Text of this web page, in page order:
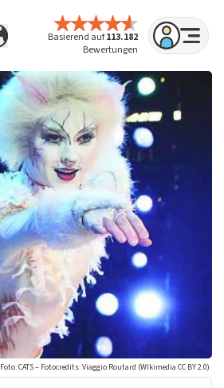
Basierend auf113.182
Bewertungen
Foto: CATS – Fotocredits: Viaggio Routard (WIkimedia CC BY 2.0)